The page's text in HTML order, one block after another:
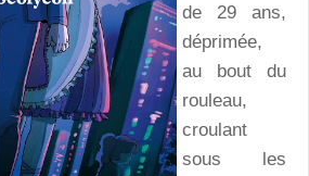
de 29 ans,
déprimée,
au bout du
rouleau,
croulant
sous les